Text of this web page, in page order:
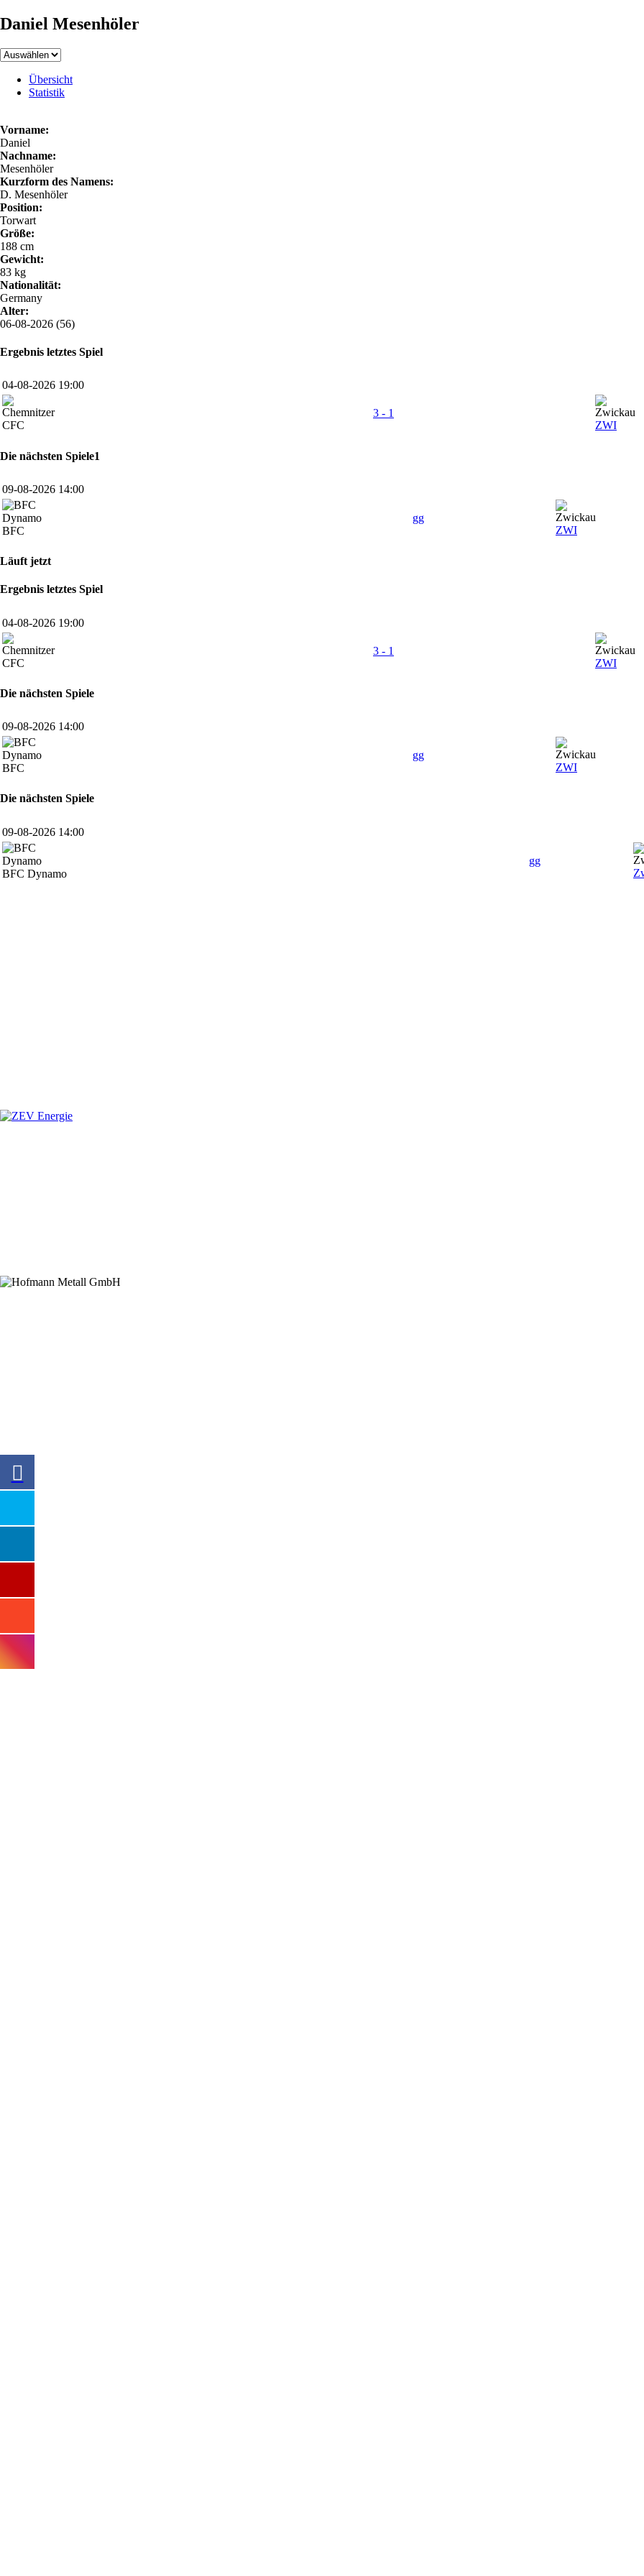
Daniel Mesenhöler
Übersicht
Statistik
Vorname:
Daniel
Nachname:
Mesenhöler
Kurzform des Namens:
D. Mesenhöler
Position:
Torwart
Größe:
188 cm
Gewicht:
83 kg
Nationalität:
Germany
Alter:
06-08-2026 (56)
Ergebnis letztes Spiel
04-08-2026 19:00
CFC
3 - 1
ZWI
Die nächsten Spiele1
09-08-2026 14:00
BFC
gg
ZWI
Läuft jetzt
Ergebnis letztes Spiel
04-08-2026 19:00
CFC
3 - 1
ZWI
Die nächsten Spiele
09-08-2026 14:00
BFC
gg
ZWI
Die nächsten Spiele
09-08-2026 14:00
BFC Dynamo
gg